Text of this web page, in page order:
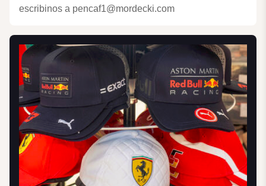
escribinos a pencaf1@mordecki.com